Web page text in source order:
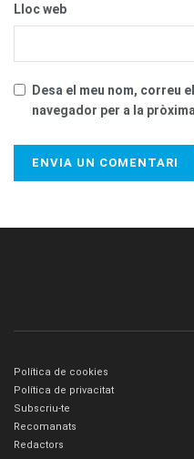
Lloc web
Desa el meu nom, correu
navegador per a la
Política de cookies
Política de privacitat
Subscriu-te
Recomanats
Redactors